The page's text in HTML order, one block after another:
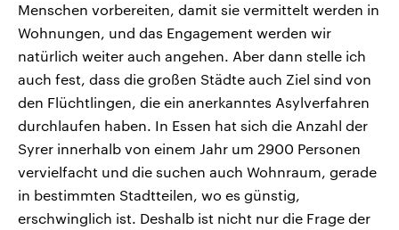
Menschen vorbereiten, damit sie vermittelt werden in
Wohnungen, und das Engagement werden wir
natürlich weiter auch angehen. Aber dann stelle ich
auch fest, dass die großen Städte auch Ziel sind von
den Flüchtlingen, die ein anerkanntes Asylverfahren
durchlaufen haben. In Essen hat sich die Anzahl der
Syrer innerhalb von einem Jahr um 2900 Personen
vervielfacht und die suchen auch Wohnraum, gerade
in bestimmten Stadtteilen, wo es günstig,
erschwinglich ist. Deshalb ist nicht nur die Frage der